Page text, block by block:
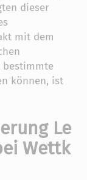
dieser
mit dem
bestimmte
können, ist
Le
Wettk